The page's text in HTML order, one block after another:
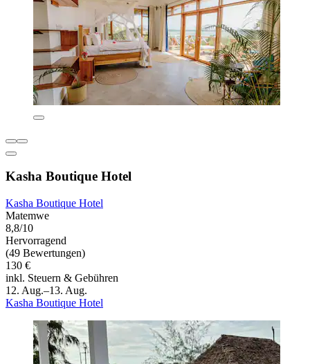
Kasha Boutique Hotel
Kasha Boutique Hotel
Matemwe
8,8/10
Hervorragend
(49 Bewertungen)
130 €
inkl. Steuern & Gebühren
12. Aug.–13. Aug.
Kasha Boutique Hotel